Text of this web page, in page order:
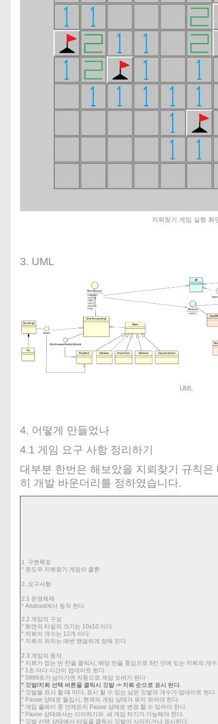
지뢰찾기 게임 실행 화
3. UML
UML
4. 어떻게 만들었나
4.1 게임 요구 사항 정리하기
대부분 한번은 해보았을 지뢰찾기 규칙
히 개발 바운더리를 정하였습니다.
1. 구현목표
* 윈도우 지뢰찾기 게임의 클론
2. 요구사항
2.1 운영체제
* Android에서 동작 한다
2.2 게임의 구성
* 화면의 타일의 크기는 10x10 이다
* 지뢰의 개수는 12개 이다
* 지뢰의 위치는 매번 랜덤하게 정해 진다
2.3 게임의 동작
* 지뢰가 없는 빈 칸을 클릭시 , 해당 칸을 중심으로 8칸 안에 있는 지뢰의 개
* 1초 마다 시간이 업데이트 된다
* 5999초가 넘어가면 자동으로 게임 오버가 된다
* 깃발/지뢰 선택 버튼을 클릭시 깃발 -> 지뢰 순으로 표시 된다.
* 깃발을 표시 할 때 마다, 표시 할 수 있는 남은 깃발의 개수가 업데이트 된다.
* Pause 상태로 돌입시 , 현재의 게임 상태가 유지 되어야 한다.
* 게임 플레이 중 언제든지
Pause 상태로 변경 할 수 있어야 한다.
* Pause 상태에서는 이어하기와 새 게임 하기가 가능해야 한다.
* 깃발 선택 상태에서 타일을 클릭시 깃발이 사라지거나 표시된다.